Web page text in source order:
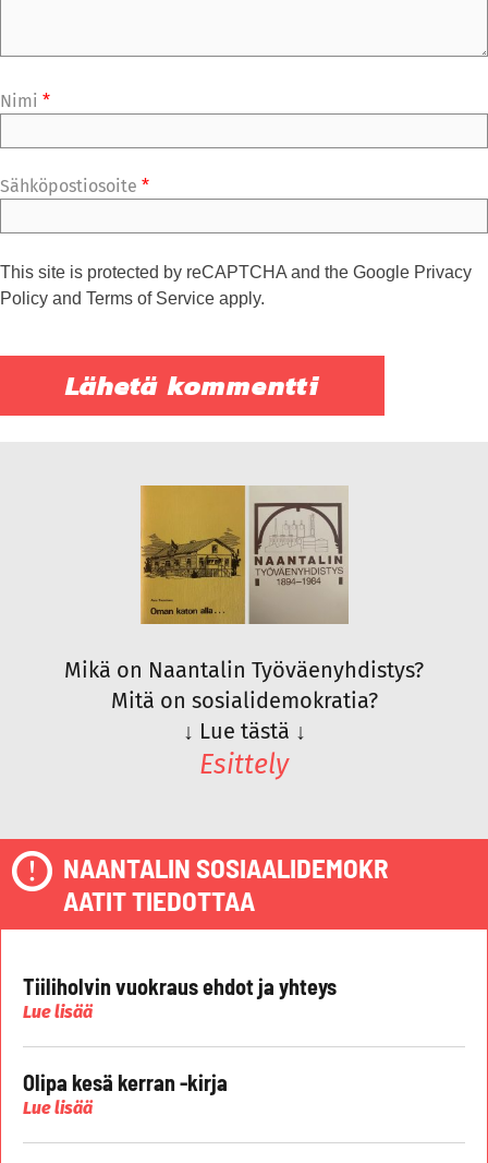
Nimi *
Sähköpostiosoite *
This site is protected by reCAPTCHA and the Google Privacy
Policy and Terms of Service apply.
Mikä on Naantalin Työväenyhdistys?
Mitä on sosialidemokratia?
↓ Lue tästä ↓
Esittely
NAANTALIN SOSIAALIDEMOKR
AATIT TIEDOTTAA
Tiiliholvin vuokraus ehdot ja yhteys
Lue lisää
Olipa kesä kerran -kirja
Lue lisää